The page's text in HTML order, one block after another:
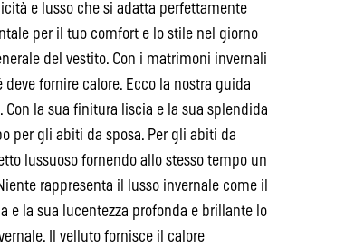
e lusso che si adatta perfettamente
per il tuo comfort e lo stile nel giorno
del vestito. Con i matrimoni invernali
fornire calore. Ecco la nostra guida
la sua finitura liscia e la sua splendida
per gli abiti da sposa. Per gli abiti da
lussuoso fornendo allo stesso tempo un
rappresenta il lusso invernale come il
e la sua lucentezza profonda e brillante lo
Il velluto fornisce il calore